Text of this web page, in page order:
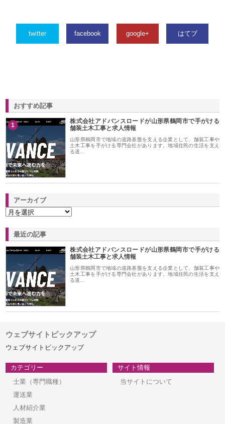
twitter facebook google+ はてブ
おすすめ記事
1
株式会社アドバンスロードが山形県鶴岡市で手がける
舗装土木工事と求人情報
山形県鶴岡市で地域の道路基盤を支える企業として、舗装工事や
土木工事を手がける専門会社があります。地域住民の生活を支え
る道…
アーカイブ
最近の記事
株式会社アドバンスロードが山形県鶴岡市で手がける
舗装土木工事と求人情報
山形県鶴岡市で地域の道路基盤を支える企業として、舗装工事や
土木工事を手がける専門会社があります。地域住民の生活を支え
る道…
ウェブサイトピックアップ
ウェブサイトピックアップ
カテゴリー
士業（専門職種）
運送業
人材紹介業
製造業
サイト情報
当サイトについて